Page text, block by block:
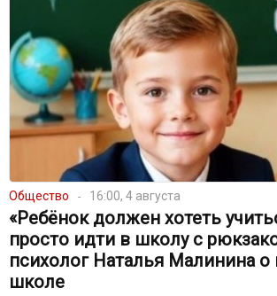
Общество 16:00, 4 августа
«Ребёнок должен хотеть
просто идти в школу с
психолог Наталья Малинина о
школе